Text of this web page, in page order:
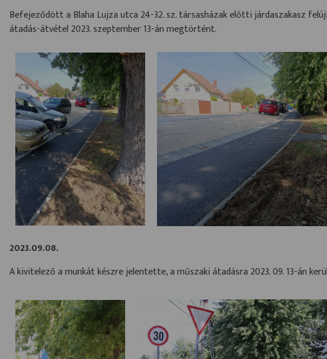
Befejeződött a Blaha Lujza utca 24-32. sz. társasházak előtti járdaszakasz
átadás-átvétel 2023. szeptember 13-án megtörtént.
2023.09.08.
A kivitelező a munkát készre jelentette, a műszaki átadásra 2023. 09. 13-án